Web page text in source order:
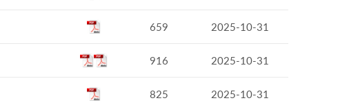
659 2025-10-31
916 2025-10-31
825 2025-10-31